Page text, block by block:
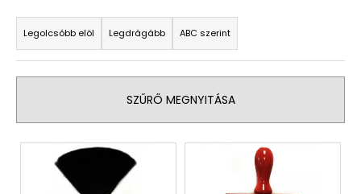
T
e
r
m
k
e
Legolcsóbb elöl Legdrágább ABC szerint
SZŰRŐ MEGNYITÁSA
T